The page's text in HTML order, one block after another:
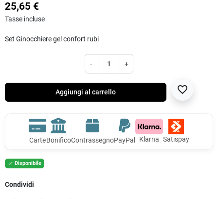
25,65 €
Tasse incluse
Set Ginocchiere gel confort rubi
- +
Aggiungi al carrello favorite_border
CarteBonificoContrassegnoPayPal Klarna Satispay
 Disponibile
Condividi